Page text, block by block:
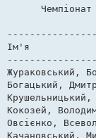
л
н
я
Чемпіонат
Ім'я
Богацький,
Кокозей,
Овсієнко,